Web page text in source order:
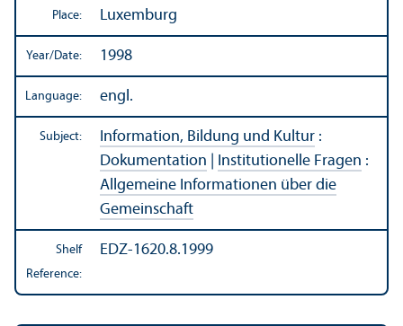
Place: Luxemburg
Year/Date: 1998
Language: engl.
Subject: Information, Bildung und Kultur :
Dokumentation
Institutionelle Fragen :
Allgemeine Informationen über die
Gemeinschaft
Shelf
Reference:
EDZ-1620.8.1999